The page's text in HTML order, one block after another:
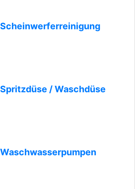
Scheinwerferreinigung
Spritzdüse / Waschdüse
Waschwasserpumpen